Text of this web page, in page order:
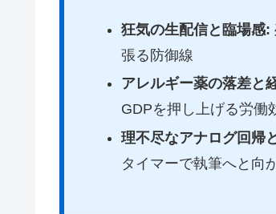
狂気の生配信と臨場感:
張る防御線
アレルギー薬の落差と
GDPを押し上げる労働
理不尽なアナログ回帰
タイマーで執筆へと向